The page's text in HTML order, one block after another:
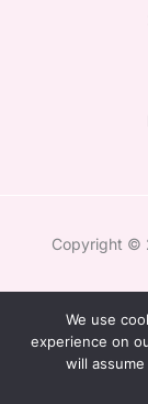
Copyright ©
We use
experience on
will